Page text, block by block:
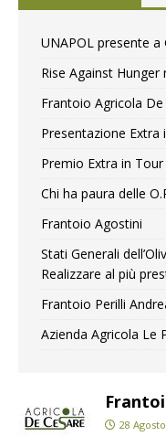
UNAPOL presente a
Rise Against Hunger
Frantoio Agricola De
Presentazione Extra
Premio Extra in Tour
Chi ha paura delle
Frantoio Agostini
Stati Generali
Realizzare al più
Frantoio Perilli
Azienda Agricola Le
28